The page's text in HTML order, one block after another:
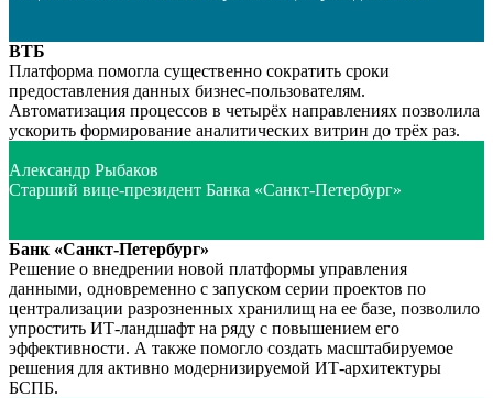
ВТБ
Платформа помогла существенно сократить сроки
предоставления данных бизнес-пользователям.
Автоматизация процессов в четырёх направлениях позволила
ускорить формирование аналитических витрин до трёх раз.
Александр Рыбаков
Старший вице-президент Банка «Санкт-Петербург»
Банк «Санкт-Петербург»
Решение о внедрении новой платформы управления
данными, одновременно с запуском серии проектов по
централизации разрозненных хранилищ на ее базе, позволило
упростить ИТ-ландшафт на ряду с повышением его
эффективности. А также помогло создать масштабируемое
решения для активно модернизируемой ИТ-архитектуры
БСПБ.